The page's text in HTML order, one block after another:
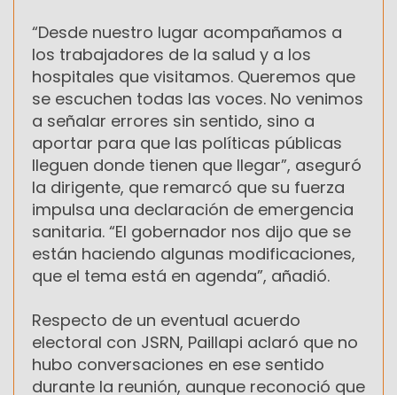
“Desde nuestro lugar acompañamos a
los trabajadores de la salud y a los
hospitales que visitamos. Queremos que
se escuchen todas las voces. No venimos
a señalar errores sin sentido, sino a
aportar para que las políticas públicas
lleguen donde tienen que llegar”, aseguró
la dirigente, que remarcó que su fuerza
impulsa una declaración de emergencia
sanitaria. “El gobernador nos dijo que se
están haciendo algunas modificaciones,
que el tema está en agenda”, añadió.
Respecto de un eventual acuerdo
electoral con JSRN, Paillapi aclaró que no
hubo conversaciones en ese sentido
durante la reunión, aunque reconoció que